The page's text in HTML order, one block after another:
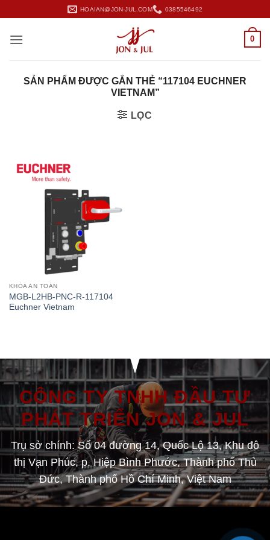
nội
HOAIAN@JON-JUL.COM 0385546492
0
SẢN PHẨM ĐƯỢC GẮN THẺ “117104 EUCHNER
VIETNAM”
LỌC
KHÓA AN TOÀN
MGB-L2HB-PNC-R-117104
Euchner Vietnam
CÔNG TY TNHH ĐẦU TƯ
PHÁT TRIỂN JON & JUL
Trụ sở chính: Số 04 đường 14, Quốc Lộ 13, Khu đô
thị Vạn Phúc, p. Hiệp Bình Phước, Thành phố Thủ
Đức, Thành phố Hồ Chí Minh, Việt Nam